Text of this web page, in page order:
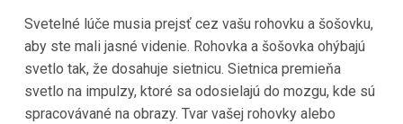
Svetelné lúče musia prejsť cez vašu rohovku a šošovku,
aby ste mali jasné videnie. Rohovka a šošovka ohýbajú
svetlo tak, že dosahuje sietnicu. Sietnica premieňa
svetlo na impulzy, ktoré sa odosielajú do mozgu, kde sú
spracovávané na obrazy. Tvar vašej rohovky alebo